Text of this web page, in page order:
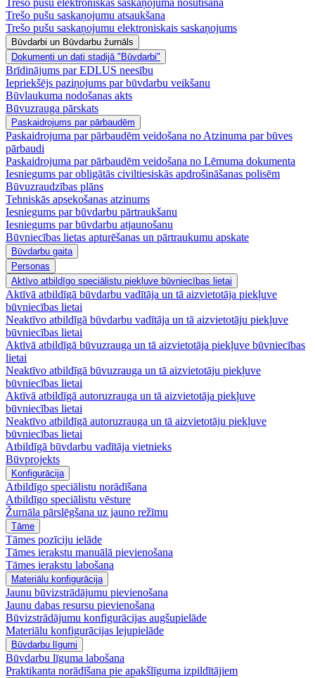
Trešo pušu saskaņojumu atsaukšana
Trešo pušu saskaņojumu elektroniskais saskaņojums
Būvdarbi un Būvdarbu žurnāls
Dokumenti un dati stadijā "Būvdarbi"
Brīdinājums par EDLUS neesību
Iepriekšējs paziņojums par būvdarbu veikšanu
Būvlaukuma nodošanas akts
Būvuzrauga pārskats
Paskaidrojums par pārbaudēm
Paskaidrojuma par pārbaudēm veidošana no Atzinuma par būves
pārbaudi
Paskaidrojuma par pārbaudēm veidošana no Lēmuma dokumenta
Iesniegums par obligātās civiltiesiskās apdrošināšanas polisēm
Būvuzraudzības plāns
Tehniskās apsekošanas atzinums
Iesniegums par būvdarbu pārtraukšanu
Iesniegums par būvdarbu atjaunošanu
Būvniecības lietas apturēšanas un pārtraukumu apskate
Būvdarbu gaita
Personas
Aktīvo atbildīgo speciālistu piekļuve būvniecības lietai
Aktīvā atbildīgā būvdarbu vadītāja un tā aizvietotāja piekļuve
būvniecības lietai
Neaktīvo atbildīgā būvdarbu vadītāja un tā aizvietotāju piekļuve
būvniecības lietai
Aktīvā atbildīgā būvuzrauga un tā aizvietotāja piekļuve būvniecības
lietai
Neaktīvo atbildīgā būvuzrauga un tā aizvietotāju piekļuve
būvniecības lietai
Aktīvā atbildīgā autoruzrauga un tā aizvietotāja piekļuve
būvniecības lietai
Neaktīvo atbildīgā autoruzrauga un tā aizvietotāju piekļuve
būvniecības lietai
Atbildīgā būvdarbu vadītāja vietnieks
Būvprojekts
Konfigurācija
Atbildīgo speciālistu norādīšana
Atbildīgo speciālistu vēsture
Žurnāla pārslēgšana uz jauno režīmu
Tāme
Tāmes pozīciju ielāde
Tāmes ierakstu manuālā pievienošana
Tāmes ierakstu labošana
Materiālu konfigurācija
Jaunu būvizstrādājumu pievienošana
Jaunu dabas resursu pievienošana
Būvizstrādājumu konfigurācijas augšupielāde
Materiālu konfigurācijas lejupielāde
Būvdarbu līgumi
Būvdarbu līguma labošana
Praktikanta norādīšana pie apakšlīguma izpildītājiem